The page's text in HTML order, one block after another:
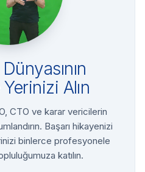
Alın
CTO ve karar vericilerin
Başarı hikayenizi
binlerce profesyonele
katılın.